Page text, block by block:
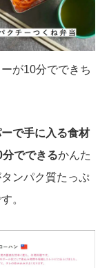
が10分でできち
で手に入る食材
でできるかんた
ンパク質たっぷ
。